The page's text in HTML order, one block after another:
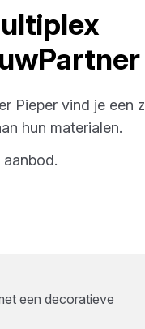
Pieper vind je een
hun materialen.
een decoratieve